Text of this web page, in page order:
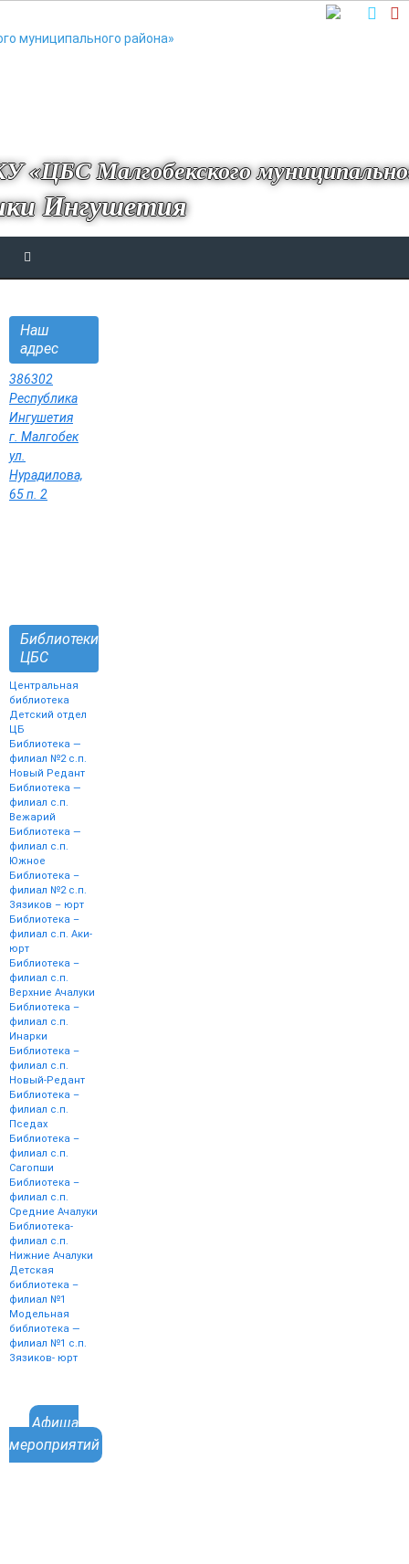
«ЦБС Малгобекского
Ингушетия
Наш
адрес
386302
Республика
Ингушетия
г. Малгобек
ул.
Нурадилова,
65 п. 2
Библиотеки
ЦБС
Центральная
библиотека
Детский отдел
ЦБ
Библиотека —
филиал №2 с.п.
Новый Редант
Библиотека —
филиал с.п.
Вежарий
Библиотека —
филиал с.п.
Южное
Библиотека –
филиал №2 с.п.
Зязиков – юрт
Библиотека –
филиал с.п. Аки-
юрт
Библиотека –
филиал с.п.
Верхние Ачалуки
Библиотека –
филиал с.п.
Инарки
Библиотека –
филиал с.п.
Новый-Редант
Библиотека –
филиал с.п.
Пседах
Библиотека –
филиал с.п.
Сагопши
Библиотека –
филиал с.п.
Средние Ачалуки
Библиотека-
филиал с.п.
Нижние Ачалуки
Детская
библиотека –
филиал №1
Модельная
библиотека —
филиал №1 с.п.
Зязиков- юрт
Афиша
мероприятий